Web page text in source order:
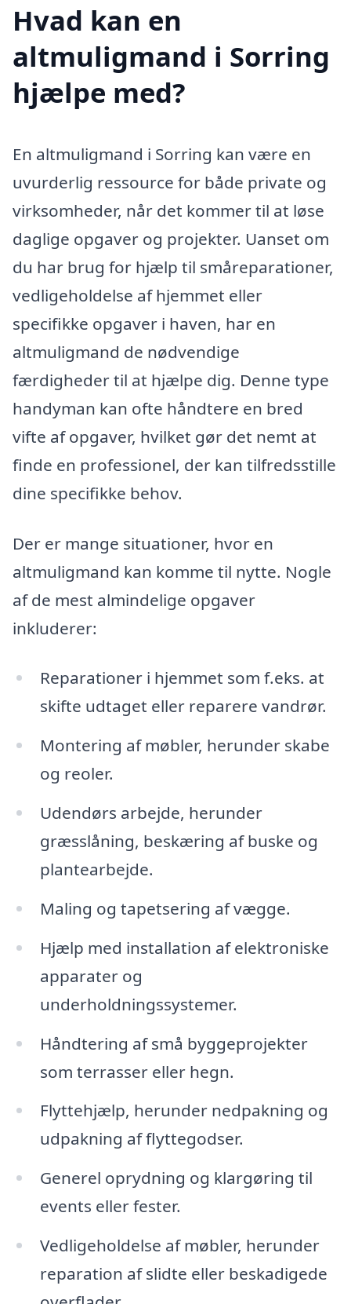
Hvad kan en
altmuligmand i Sorring
hjælpe med?
En altmuligmand i Sorring kan være en
uvurderlig ressource for både private og
virksomheder, når det kommer til at løse
daglige opgaver og projekter. Uanset om
du har brug for hjælp til småreparationer,
vedligeholdelse af hjemmet eller
specifikke opgaver i haven, har en
altmuligmand de nødvendige
færdigheder til at hjælpe dig. Denne type
handyman kan ofte håndtere en bred
vifte af opgaver, hvilket gør det nemt at
finde en professionel, der kan tilfredsstille
dine specifikke behov.
Der er mange situationer, hvor en
altmuligmand kan komme til nytte. Nogle
af de mest almindelige opgaver
inkluderer:
Reparationer i hjemmet som f.eks. at
skifte udtaget eller reparere vandrør.
Montering af møbler, herunder skabe
og reoler.
Udendørs arbejde, herunder
græsslåning, beskæring af buske og
plantearbejde.
Maling og tapetsering af vægge.
Hjælp med installation af elektroniske
apparater og
underholdningssystemer.
Håndtering af små byggeprojekter
som terrasser eller hegn.
Flyttehjælp, herunder nedpakning og
udpakning af flyttegodser.
Generel oprydning og klargøring til
events eller fester.
Vedligeholdelse af møbler, herunder
reparation af slidte eller beskadigede